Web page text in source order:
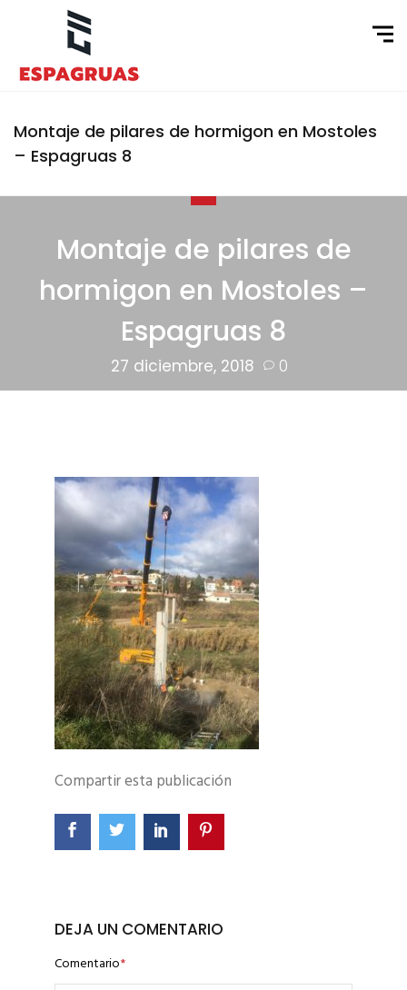
Montaje de pilares de hormigon en Mostoles
– Espagruas 8
Montaje de pilares de
hormigon en Mostoles –
Espagruas 8
27 diciembre, 2018 0
Compartir esta publicación
DEJA UN COMENTARIO
Comentario*